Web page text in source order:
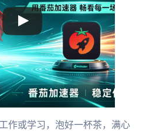
作或学习，泡好一杯茶，满心